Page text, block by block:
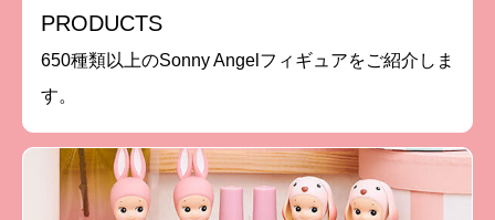
PRODUCTS
650種類以上のSonny Angelフィギュアをご紹介しま
す。